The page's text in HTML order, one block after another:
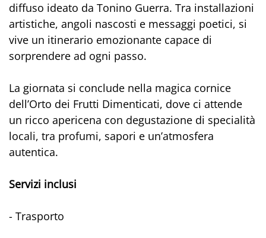
diffuso ideato da Tonino Guerra. Tra installazioni
artistiche, angoli nascosti e messaggi poetici, si
vive un itinerario emozionante capace di
sorprendere ad ogni passo.
La giornata si conclude nella magica cornice
dell’Orto dei Frutti Dimenticati, dove ci attende
un ricco apericena con degustazione di specialità
locali, tra profumi, sapori e un’atmosfera
autentica.
Servizi inclusi
- Trasporto